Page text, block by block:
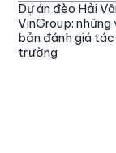
Dự án đèo Hải
VinGroup:
bản đánh giá
trường